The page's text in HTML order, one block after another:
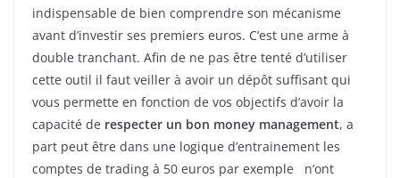
indispensable de bien comprendre son mécanisme
avant d’investir ses premiers euros. C’est une arme à
double tranchant. Afin de ne pas être tenté d’utiliser
cette outil il faut veiller à avoir un dépôt suffisant qui
vous permette en fonction de vos objectifs d’avoir la
capacité de respecter un bon money management, a
part peut être dans une logique d’entrainement les
comptes de trading à 50 euros par exemple n’ont